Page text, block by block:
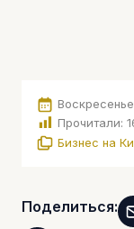
Прочитали:
Бизнес на
Поделиться: